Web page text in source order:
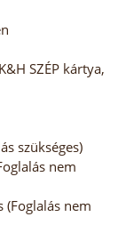
SZÉP kártya,
szükséges)
nem
(Foglalás nem